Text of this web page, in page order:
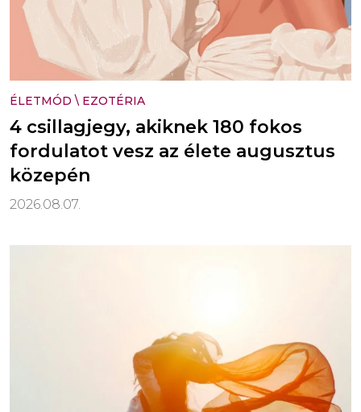
ÉLETMÓD \ EZOTÉRIA
4 csillagjegy, akiknek 180 fokos
fordulatot vesz az élete augusztus
közepén
2026.08.07.